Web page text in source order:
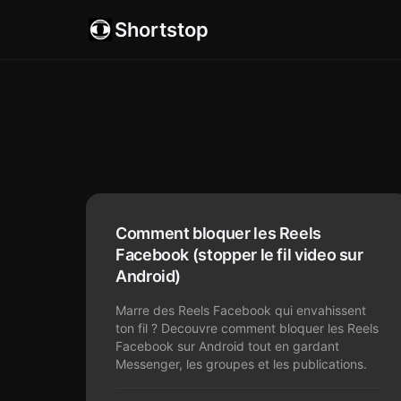
Shortstop
Comment bloquer les Reels
Facebook (stopper le fil video sur
Android)
Marre des Reels Facebook qui envahissent
ton fil ? Decouvre comment bloquer les Reels
Facebook sur Android tout en gardant
Messenger, les groupes et les publications.